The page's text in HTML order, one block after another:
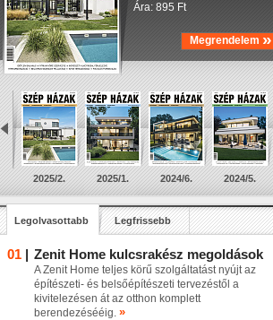
Ára: 895 Ft
Megrendelem »
2025/2. 2025/1. 2024/6. 2024/5.
Legolvasottabb Legfrissebb
01 | Zenit Home kulcsrakész megoldások
A Zenit Home teljes körű szolgáltatást nyújt az
építészeti- és belsőépítészeti tervezéstől a
kivitelezésen át az otthon komplett
berendezésééig. »